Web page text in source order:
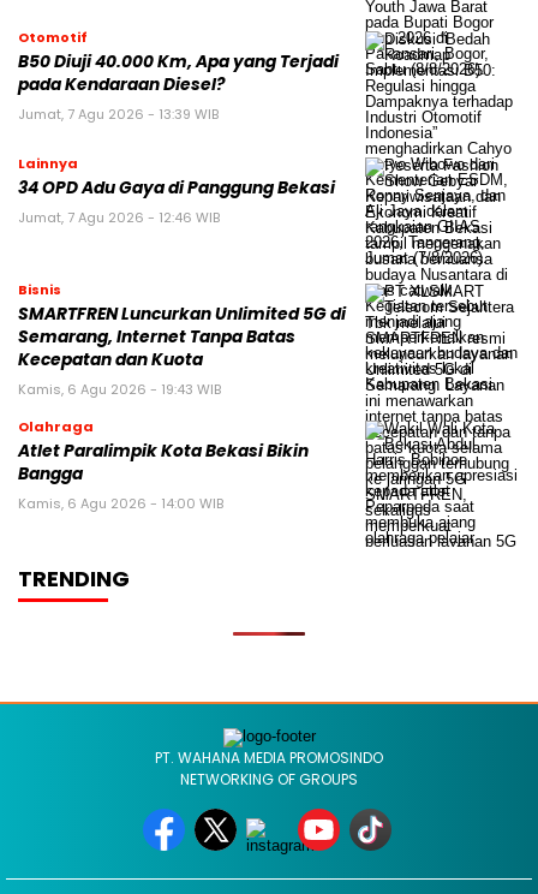
Otomotif
B50 Diuji 40.000 Km, Apa yang Terjadi
pada Kendaraan Diesel?
Jumat, 7 Agu 2026 - 13:39 WIB
Lainnya
34 OPD Adu Gaya di Panggung Bekasi
Jumat, 7 Agu 2026 - 12:46 WIB
Bisnis
SMARTFREN Luncurkan Unlimited 5G di
Semarang, Internet Tanpa Batas
Kecepatan dan Kuota
Kamis, 6 Agu 2026 - 19:43 WIB
Olahraga
Atlet Paralimpik Kota Bekasi Bikin
Bangga
Kamis, 6 Agu 2026 - 14:00 WIB
TRENDING
PT. WAHANA MEDIA PROMOSINDO
NETWORKING OF GROUPS